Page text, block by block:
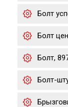
Болт
Болт
Болт,
Болт-